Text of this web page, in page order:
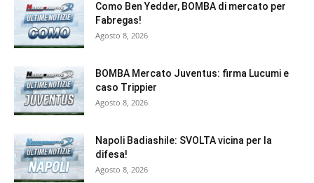
Como Ben Yedder, BOMBA di mercato per
Fabregas!
Agosto 8, 2026
BOMBA Mercato Juventus: firma Lucumi e
caso Trippier
Agosto 8, 2026
Napoli Badiashile: SVOLTA vicina per la
difesa!
Agosto 8, 2026